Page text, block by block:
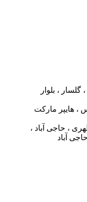
، بلوار
، هایپر مارکت
، حاجی آباد ،
آباد